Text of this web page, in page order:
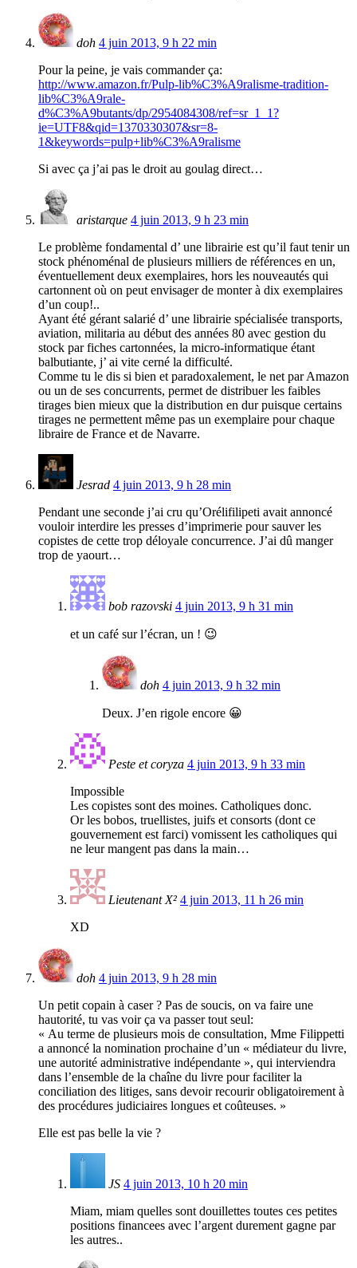
doh 4 juin 2013, 9 h 22 min
Pour la peine, je vais commander ça:
http://www.amazon.fr/Pulp-lib%C3%A9ralisme-tradition-
lib%C3%A9rale-
d%C3%A9butants/dp/2954084308/ref=sr_1_1?
ie=UTF8&qid=1370330307&sr=8-
1&keywords=pulp+lib%C3%A9ralisme
Si avec ça j’ai pas le droit au goulag direct…
aristarque 4 juin 2013, 9 h 23 min
Le problème fondamental d’ une librairie est qu’il faut tenir un
stock phénoménal de plusieurs milliers de références en un,
éventuellement deux exemplaires, hors les nouveautés qui
cartonnent où on peut envisager de monter à dix exemplaires
d’un coup!..
Ayant été gérant salarié d’ une librairie spécialisée transports,
aviation, militaria au début des années 80 avec gestion du
stock par fiches cartonnées, la micro-informatique étant
balbutiante, j’ ai vite cerné la difficulté.
Comme tu le dis si bien et paradoxalement, le net par Amazon
ou un de ses concurrents, permet de distribuer les faibles
tirages bien mieux que la distribution en dur puisque certains
tirages ne permettent même pas un exemplaire pour chaque
libraire de France et de Navarre.
Jesrad 4 juin 2013, 9 h 28 min
Pendant une seconde j’ai cru qu’Orélifilipeti avait annoncé
vouloir interdire les presses d’imprimerie pour sauver les
copistes de cette trop déloyale concurrence. J’ai dû manger
trop de yaourt…
bob razovski 4 juin 2013, 9 h 31 min
et un café sur l’écran, un ! 😉
doh 4 juin 2013, 9 h 32 min
Deux. J’en rigole encore 😀
Peste et coryza 4 juin 2013, 9 h 33 min
Impossible
Les copistes sont des moines. Catholiques donc.
Or les bobos, truellistes, juifs et consorts (dont ce
gouvernement est farci) vomissent les catholiques qui
ne leur mangent pas dans la main…
Lieutenant X² 4 juin 2013, 11 h 26 min
XD
doh 4 juin 2013, 9 h 28 min
Un petit copain à caser ? Pas de soucis, on va faire une
hautorité, tu vas voir ça va passer tout seul:
« Au terme de plusieurs mois de consultation, Mme Filippetti
a annoncé la nomination prochaine d’un « médiateur du livre,
une autorité administrative indépendante », qui interviendra
dans l’ensemble de la chaîne du livre pour faciliter la
conciliation des litiges, sans devoir recourir obligatoirement à
des procédures judiciaires longues et coûteuses. »
Elle est pas belle la vie ?
JS 4 juin 2013, 10 h 20 min
Miam, miam quelles sont douillettes toutes ces petites
positions financees avec l’argent durement gagne par
les autres..